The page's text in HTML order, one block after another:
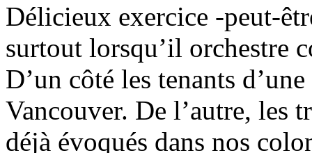
Délicieux exercice -peut-
surtout lorsqu’il orchestre
D’un côté les tenants
Vancouver. De l’autre, les
déjà évoqués dans nos